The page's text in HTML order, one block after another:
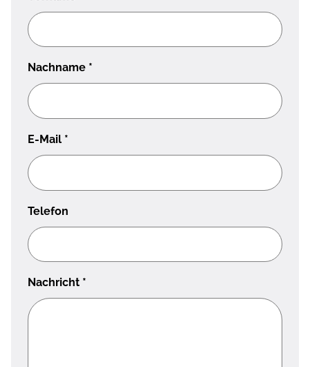
Nachname *
E-Mail *
Telefon
Nachricht *